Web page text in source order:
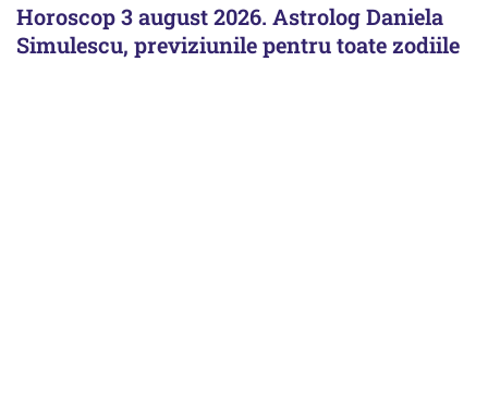
Horoscop 3 august 2026. Astrolog Daniela
Simulescu, previziunile pentru toate zodiile